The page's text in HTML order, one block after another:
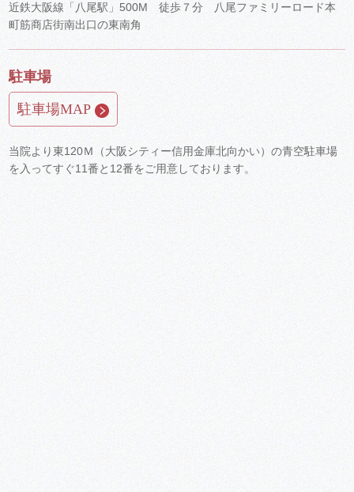
近鉄大阪線「八尾駅」500M 徒歩７分 八尾ファミリーロード本
町筋商店街南出口の東南角
駐車場
駐車場MAP
当院より東120Ｍ（大阪シティー信用金庫北向かい）の青空駐車場
を入ってすぐ11番と12番をご用意しております。